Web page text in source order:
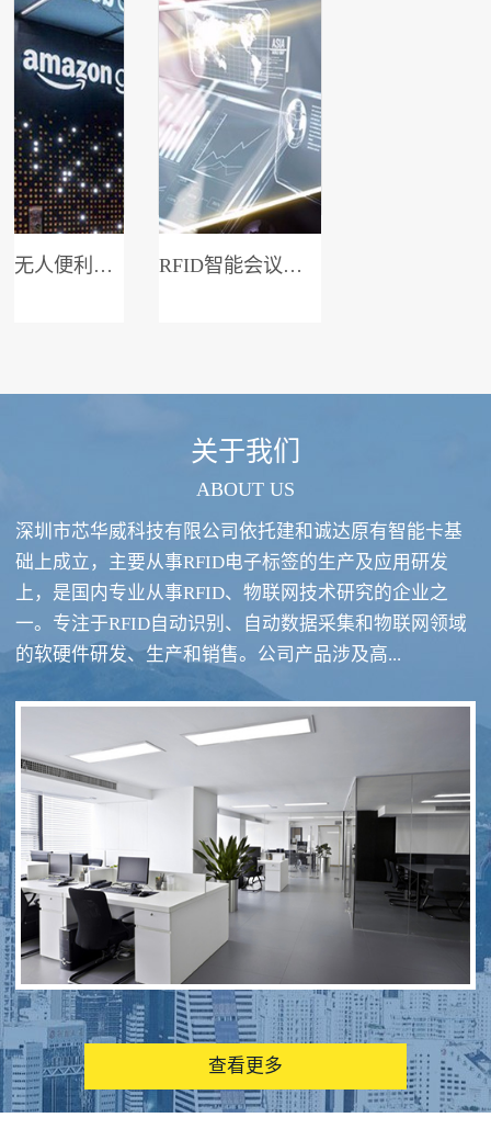
无人便利店系统 RFID智能会议签到系统
RFID酒类防伪系统方案 RFID智慧食堂系统
图书馆RFID电子标签管理系统
关于我们
ABOUT US
深圳市芯华威科技有限公司依托建和诚达原有智能卡基
础上成立，主要从事RFID电子标签的生产及应用研发
上，是国内专业从事RFID、物联网技术研究的企业之
一。专注于RFID自动识别、自动数据采集和物联网领域
的软硬件研发、生产和销售。公司产品涉及高...
查看更多